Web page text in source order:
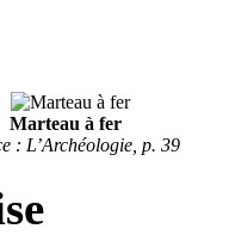
Marteau à fer
: L’Archéologie, p. 39